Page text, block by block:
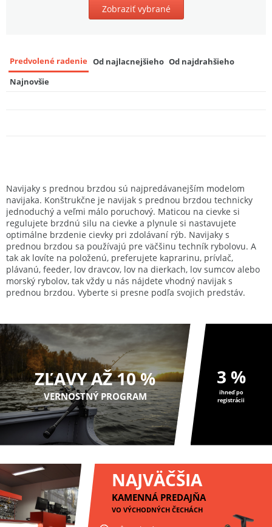
81,89 EURZobraziť vybrané
Predvolené radenie Od najlacnejšieho Od najdrahšieho
Najnovšie
Navijaky s prednou brzdou sú najpredávanejším modelom
navijaka. Konštrukčne je navijak s prednou brzdou technicky
jednoduchý a veľmi málo poruchový. Maticou na cievke si
regulujete brzdnú silu na cievke a plynule si nastavujete
optimálne brzdenie cievky pri zdolávaní rýb. Navijaky s
prednou brzdou sa používajú pre väčšinu techník rybolovu. A
tak ak lovíte na položenú, preferujete kaprarinu, prívlač,
plávanú, feeder, lov dravcov, lov na dierkach, lov sumcov alebo
morský rybolov, tak vždy u nás nájdete vhodný navijak s
prednou brzdou. Vyberte si presne podľa svojich predstáv.
ZĽAVY AŽ 10 %
VERNOSTNÝ PROGRAM
3 %
ihneď po
registrácii
NAJVÄČŠIA
KAMENNÁ PREDAJŇA
VO VÝCHODNÝCH ČECHÁCH